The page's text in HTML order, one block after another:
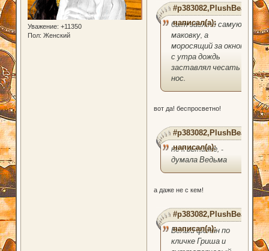
Уважение: +11350
Пол: Женский
#p383082,PlushBear
написал(а):
быт заел по самую
маковку, а
моросящий за окном
с утра дождь
заставлял чесать
нос.
вот да! беспросветно!
#p383082,PlushBear
написал(а):
не к выпивке, -
думала Ведьма
а даже не с кем!
#p383082,PlushBear
написал(а):
Белый филин по
кличке Гриша и